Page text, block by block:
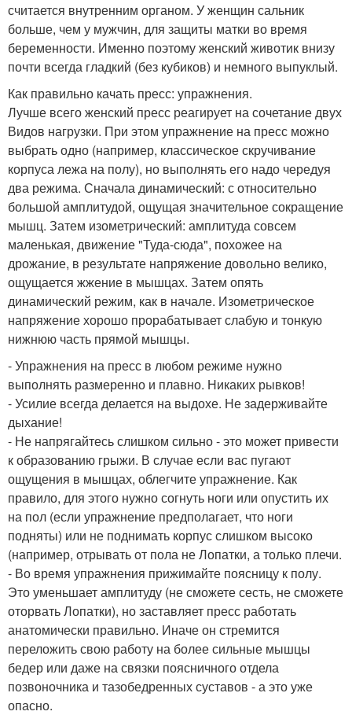
считается внутренним органом. У женщин сальник
больше, чем у мужчин, для защиты матки во время
беременности. Именно поэтому женский животик внизу
почти всегда гладкий (без кубиков) и немного выпуклый.
Как правильно качать пресс: упражнения.
Лучше всего женский пресс реагирует на сочетание двух
Видов нагрузки. При этом упражнение на пресс можно
выбрать одно (например, классическое скручивание
корпуса лежа на полу), но выполнять его надо чередуя
два режима. Сначала динамический: с относительно
большой амплитудой, ощущая значительное сокращение
мышц. Затем изометрический: амплитуда совсем
маленькая, движение "Туда-сюда", похожее на
дрожание, в результате напряжение довольно велико,
ощущается жжение в мышцах. Затем опять
динамический режим, как в начале. Изометрическое
напряжение хорошо прорабатывает слабую и тонкую
нижнюю часть прямой мышцы.
- Упражнения на пресс в любом режиме нужно
выполнять размеренно и плавно. Никаких рывков!
- Усилие всегда делается на выдохе. Не задерживайте
дыхание!
- Не напрягайтесь слишком сильно - это может привести
к образованию грыжи. В случае если вас пугают
ощущения в мышцах, облегчите упражнение. Как
правило, для этого нужно согнуть ноги или опустить их
на пол (если упражнение предполагает, что ноги
подняты) или не поднимать корпус слишком высоко
(например, отрывать от пола не Лопатки, а только плечи.
- Во время упражнения прижимайте поясницу к полу.
Это уменьшает амплитуду (не сможете сесть, не сможете
оторвать Лопатки), но заставляет пресс работать
анатомически правильно. Иначе он стремится
переложить свою работу на более сильные мышцы
бедер или даже на связки поясничного отдела
позвоночника и тазобедренных суставов - а это уже
опасно.